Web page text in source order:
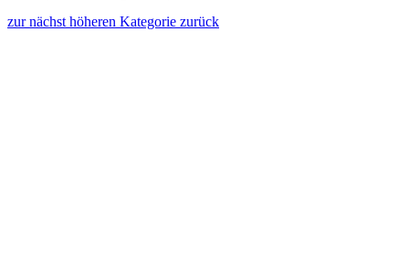
zur nächst höheren Kategorie zurück